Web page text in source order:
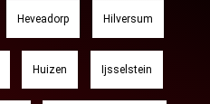
Heveadorp Hilversum
Huizen Ijsselstein